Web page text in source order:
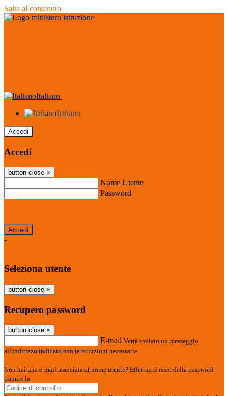
Salta al contenuto
Italiano
Italiano
Accedi
Accedi
button close ×
Nome Utente
Password
-
Seleziona utente
button close ×
Recupero password
button close ×
E-mail Verrà inviato un messaggio
all'indirizzo indicato con le istruzioni necessarie.
Non hai una e-mail associata al nome utente? Effettua il reset della password
tramite la